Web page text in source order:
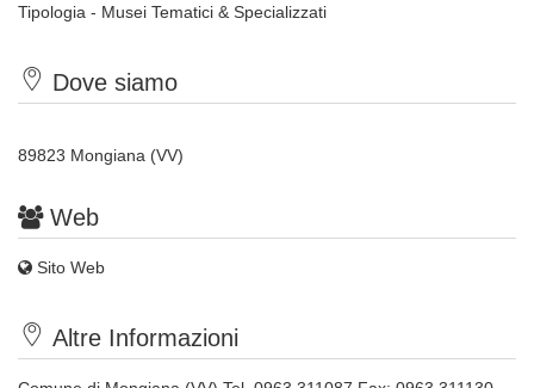
Tipologia - Musei Tematici & Specializzati
Dove siamo
89823 Mongiana (VV)
Web
Sito Web
Altre Informazioni